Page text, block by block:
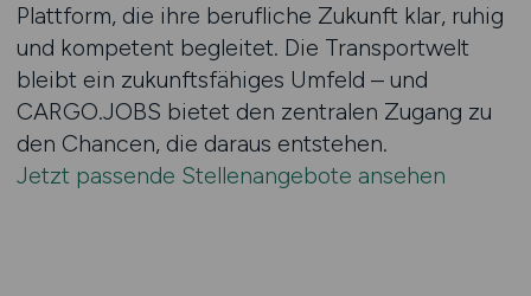
Plattform, die ihre berufliche Zukunft klar, ruhig
und kompetent begleitet. Die Transportwelt
bleibt ein zukunftsfähiges Umfeld – und
CARGO.JOBS bietet den zentralen Zugang zu
den Chancen, die daraus entstehen.
Jetzt passende Stellenangebote ansehen